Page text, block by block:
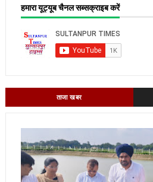
हमारा यूट्यूब चैनल सब्सक्राइब करें
ताजा खबर